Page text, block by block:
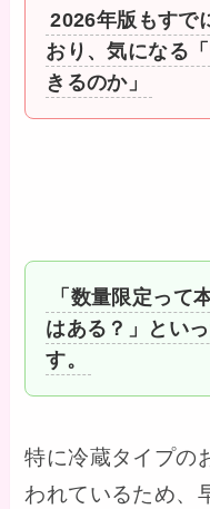
2026年版もすで
おり、気になる
きるのか」
「数量限定って
はある？」とい
す。
特に冷蔵タイプの
われているため、